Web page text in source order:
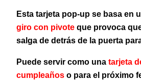
Esta tarjeta pop-up se basa en
giro con pivote que provoca
salga de detrás de la puerta
Puede servir como una tarjeta
cumpleaños o para el próximo